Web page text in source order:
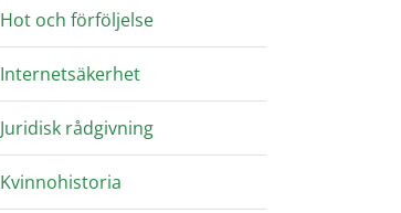
Hot och förföljelse
Internetsäkerhet
Juridisk rådgivning
Kvinnohistoria